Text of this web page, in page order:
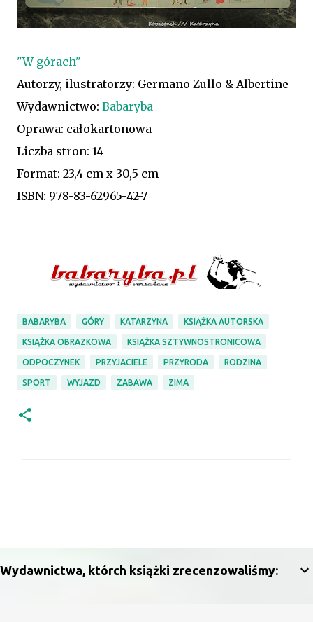
"W górach"
Autorzy, ilustratorzy: Germano Zullo & Albertine
Wydawnictwo: Babaryba
Oprawa: całokartonowa
Liczba stron: 14
Format: 23,4 cm x 30,5 cm
ISBN: 978-83-62965-42-7
BABARYBA GÓRY KATARZYNA KSIĄŻKA AUTORSKA
KSIĄŻKA OBRAZKOWA KSIĄŻKA SZTYWNOSTRONICOWA
ODPOCZYNEK PRZYJACIELE PRZYRODA RODZINA
SPORT WYJAZD ZABAWA ZIMA
t
Wydawnictwa, którch książki zrecenzowaliśmy: